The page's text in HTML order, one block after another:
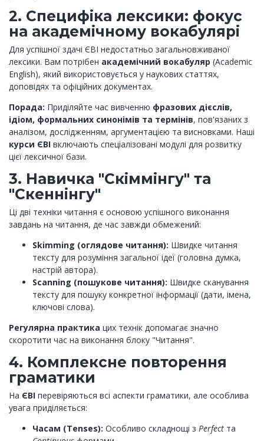
2. Специфіка лексики: фокус
на академічному вокабулярі
Для успішної здачі ЄВІ недостатньо загальновживаної
лексики. Вам потрібен академічний вокабуляр (Academic
English), який використовується у наукових статтях,
доповідях та офіційних документах.
Порада: Приділяйте час вивченню фразових дієслів,
ідіом, формальних синонімів та термінів, пов'язаних з
аналізом, дослідженням, аргументацією та висновками. Наші
курси ЄВІ включають спеціалізовані модулі для розвитку
цієї лексичної бази.
3. Навичка "Скіммінгу" та
"Скеннінгу"
Ці дві техніки читання є основою успішного виконання
завдань на читання, де час завжди обмежений:
Skimming (оглядове читання): Швидке читання
тексту для розуміння загальної ідеї (головна думка,
настрій автора).
Scanning (пошукове читання): Швидке сканування
тексту для пошуку конкретної інформації (дати, імена,
ключові слова).
Регулярна практика цих технік допомагає значно
скоротити час на виконання блоку "Читання".
4. Комплексне повторення
граматики
На ЄВІ перевіряються всі аспекти граматики, але особлива
увага приділяється:
Часам (Tenses): Особливо складнощі з Perfect та